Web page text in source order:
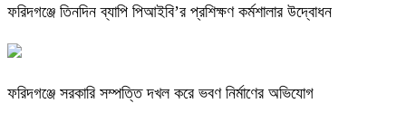
ফরিদগঞ্জে তিনদিন ব্যাপি পিআইবি’র প্রশিক্ষণ কর্মশালার উদ্বোধন
ফরিদগঞ্জে সরকারি সম্পত্তি দখল করে ভবণ নির্মাণের অভিযোগ